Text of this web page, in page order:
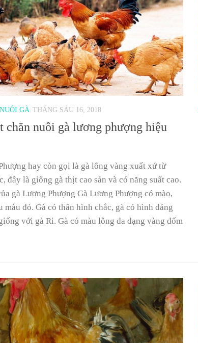
GÀ THÁNG SÁU 16, 2018
chăn nuôi gà lương phượng hiệu
hay còn gọi là gà lông vàng xuất xứ từ
đây là giống gà thịt cao sản và có năng suất cao.
gà Lương Phượng Gà Lương Phượng có mào,
màu đỏ. Gà có thân hình chắc, gà có hình dáng
với gà Ri. Gà có màu lông đa dạng vàng đốm